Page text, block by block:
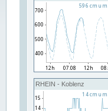
RHEIN - Koblenz